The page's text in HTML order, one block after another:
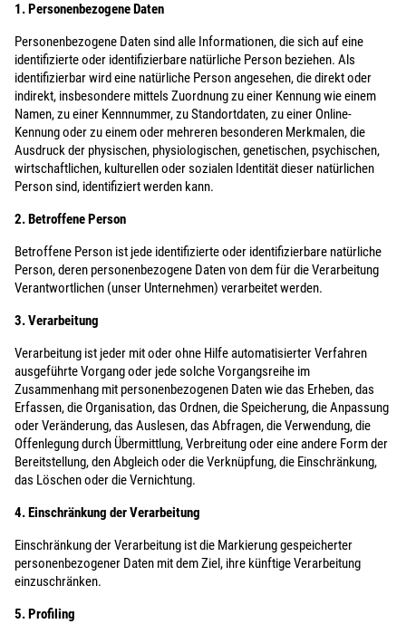
1. Personenbezogene Daten
Personenbezogene Daten sind alle Informationen, die sich auf eine
identifizierte oder identifizierbare natürliche Person beziehen. Als
identifizierbar wird eine natürliche Person angesehen, die direkt oder
indirekt, insbesondere mittels Zuordnung zu einer Kennung wie einem
Namen, zu einer Kennnummer, zu Standortdaten, zu einer Online-
Kennung oder zu einem oder mehreren besonderen Merkmalen, die
Ausdruck der physischen, physiologischen, genetischen, psychischen,
wirtschaftlichen, kulturellen oder sozialen Identität dieser natürlichen
Person sind, identifiziert werden kann.
2. Betroffene Person
Betroffene Person ist jede identifizierte oder identifizierbare natürliche
Person, deren personenbezogene Daten von dem für die Verarbeitung
Verantwortlichen (unser Unternehmen) verarbeitet werden.
3. Verarbeitung
Verarbeitung ist jeder mit oder ohne Hilfe automatisierter Verfahren
ausgeführte Vorgang oder jede solche Vorgangsreihe im
Zusammenhang mit personenbezogenen Daten wie das Erheben, das
Erfassen, die Organisation, das Ordnen, die Speicherung, die Anpassung
oder Veränderung, das Auslesen, das Abfragen, die Verwendung, die
Offenlegung durch Übermittlung, Verbreitung oder eine andere Form der
Bereitstellung, den Abgleich oder die Verknüpfung, die Einschränkung,
das Löschen oder die Vernichtung.
4. Einschränkung der Verarbeitung
Einschränkung der Verarbeitung ist die Markierung gespeicherter
personenbezogener Daten mit dem Ziel, ihre künftige Verarbeitung
einzuschränken.
5. Profiling